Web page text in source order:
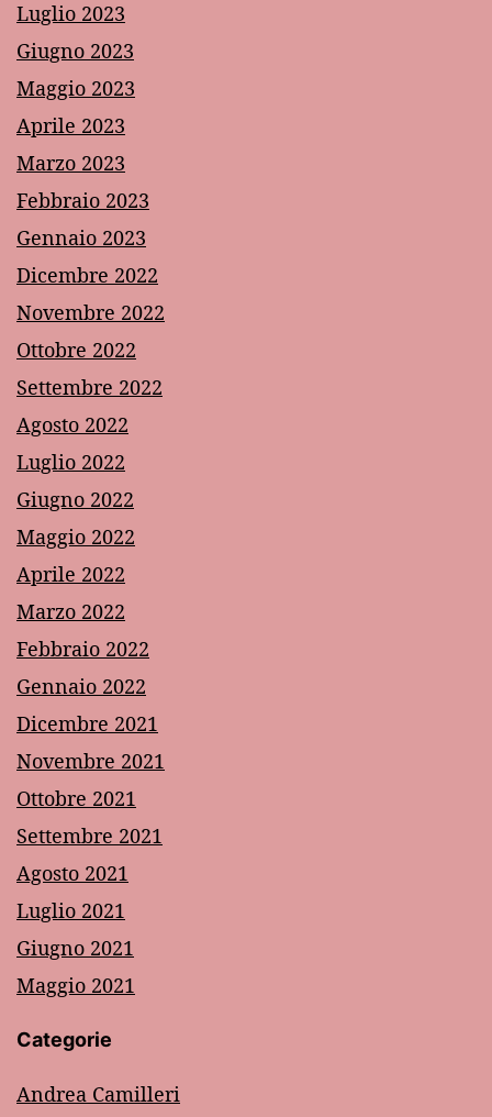
Luglio 2023
Giugno 2023
Maggio 2023
Aprile 2023
Marzo 2023
Febbraio 2023
Gennaio 2023
Dicembre 2022
Novembre 2022
Ottobre 2022
Settembre 2022
Agosto 2022
Luglio 2022
Giugno 2022
Maggio 2022
Aprile 2022
Marzo 2022
Febbraio 2022
Gennaio 2022
Dicembre 2021
Novembre 2021
Ottobre 2021
Settembre 2021
Agosto 2021
Luglio 2021
Giugno 2021
Maggio 2021
Categorie
Andrea Camilleri